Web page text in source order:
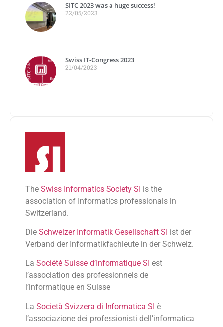
SITC 2023 was a huge success!
22/05/2023
Swiss IT-Congress 2023
21/04/2023
The Swiss Informatics Society SI is the
association of Informatics professionals in
Switzerland.
Die Schweizer Informatik Gesellschaft SI ist der
Verband der Informatikfachleute in der Schweiz.
La Société Suisse d’Informatique SI est
l’association des professionnels de
l’informatique en Suisse.
La Società Svizzera di Informatica SI è
l’associazione dei professionisti dell’informatica